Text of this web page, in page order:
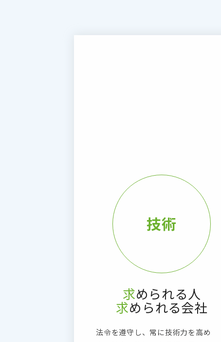
技術
求められる人
求められる会社
法令を遵守し、常に技術力を高め